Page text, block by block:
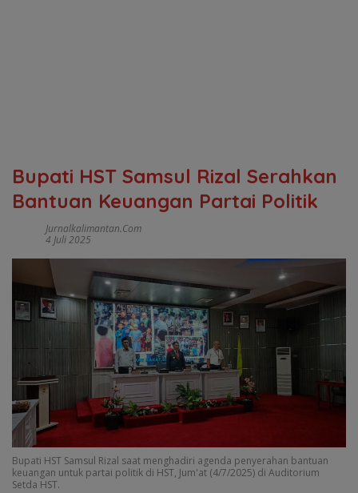
Bupati HST Samsul Rizal Serahkan
Bantuan Keuangan Partai Politik
Jurnalkalimantan.com
4 Juli 2025
Bupati HST Samsul Rizal saat menghadiri agenda penyerahan bantuan
keuangan untuk partai politik di HST, Jum'at (4/7/2025) di Auditorium
Setda HST.